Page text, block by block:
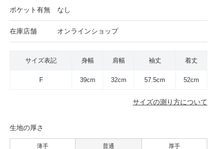
ポケット有無 なし
在庫店舗 オンラインショップ
サイズ表記 身幅 肩幅 袖丈 着丈
F 39cm 32cm 57.5cm 52cm
サイズの測り方について
生地の厚さ
薄手 普通 厚手